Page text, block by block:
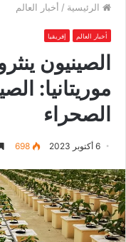
الرئيسية / أخبار العالم
أخبار العالم إفريقيا
الصينيون
موريتانيا:
الصحراء
6 أكتوبر 2023 698